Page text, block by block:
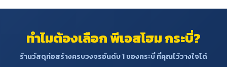
ทำไมต้องเลือก พีเอสโฮม กระบี่?
ร้านวัสดุก่อสร้างครบวงจรอันดับ 1 ของกระบี่ ที่คุณไว้วางใจได้